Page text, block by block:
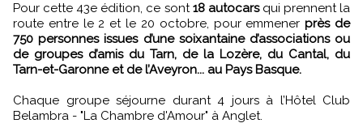
Pour cette 43e édition, ce sont18 autocarsqui prennent la
route entre le 2 et le 20 octobre, pour emmenerprès de
750 personnes issues d’une soixantaine d’associations ou
de groupes d’amis du Tarn, de la Lozère, du Cantal, du
Tarn-et-Garonne et de l’Aveyron... au Pays Basque.
Chaque groupe séjourne durant 4 jours à l’Hôtel Club
Belambra - "La Chambre d'Amour" à Anglet.